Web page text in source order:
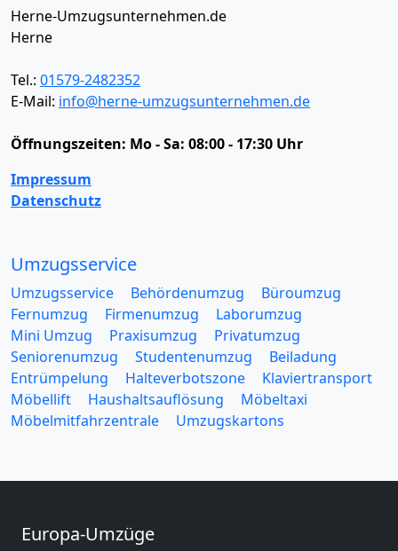
Herne-Umzugsunternehmen.de
Herne
Tel.: 01579-2482352
E-Mail: info@herne-umzugsunternehmen.de
Öffnungszeiten: Mo - Sa: 08:00 - 17:30 Uhr
Impressum
Datenschutz
Umzugsservice
Umzugsservice Behördenumzug
Büroumzug
Fernumzug
Firmenumzug
Laborumzug
Mini Umzug
Praxisumzug
Privatumzug
Seniorenumzug
Studentenumzug
Beiladung
Entrümpelung
Halteverbotszone
Klaviertransport
Möbellift
Haushaltsauflösung
Möbeltaxi
Möbelmitfahrzentrale
Umzugskartons
Europa-Umzüge